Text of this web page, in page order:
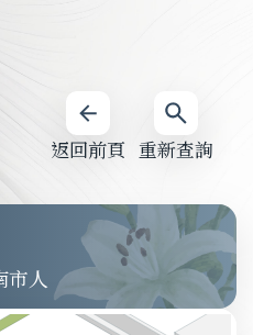
重新查詢
返回前頁
市人